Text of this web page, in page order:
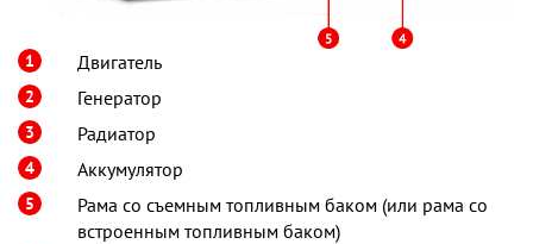
1 Двигатель
2 Генератор
3 Радиатор
4 Аккумулятор
5
Рама со съемным топливным баком (или рама со
встроенным топливным баком)